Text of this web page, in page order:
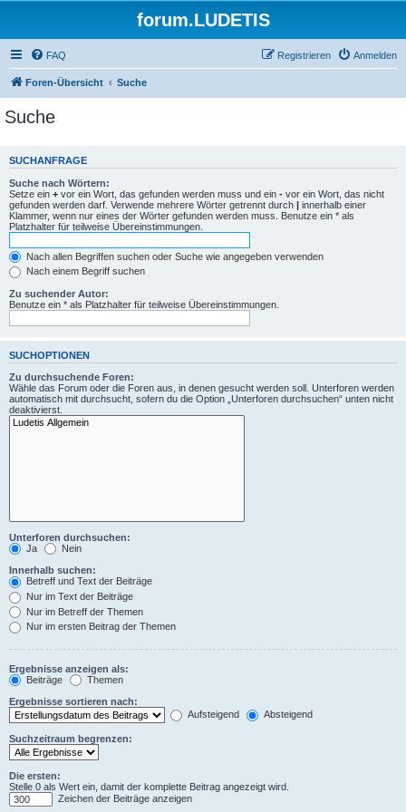
forum.LUDETIS
FAQ Anmelden
Registrieren
Foren-Übersicht Suche
Suche
SUCHANFRAGE
Suche nach Wörtern:
Setze ein + vor ein Wort, das gefunden werden muss und ein - vor ein Wort, das nicht
gefunden werden darf. Verwende mehrere Wörter getrennt durch | innerhalb einer
Klammer, wenn nur eines der Wörter gefunden werden muss. Benutze ein * als
Platzhalter für teilweise Übereinstimmungen.
Nach allen Begriffen suchen oder Suche wie angegeben verwenden
Nach einem Begriff suchen
Zu suchender Autor:
Benutze ein * als Platzhalter für teilweise Übereinstimmungen.
SUCHOPTIONEN
Zu durchsuchende Foren:
Wähle das Forum oder die Foren aus, in denen gesucht werden soll. Unterforen werden
automatisch mit durchsucht, sofern du die Option „Unterforen durchsuchen“ unten nicht
deaktivierst.
Unterforen durchsuchen:
Ja
Nein
Innerhalb suchen:
Betreff und Text der Beiträge
Nur im Text der Beiträge
Nur im Betreff der Themen
Nur im ersten Beitrag der Themen
Ergebnisse anzeigen als:
Beiträge
Themen
Ergebnisse sortieren nach:
Aufsteigend
Absteigend
Suchzeitraum begrenzen:
Die ersten:
Stelle 0 als Wert ein, damit der komplette Beitrag angezeigt wird.
Zeichen der Beiträge anzeigen